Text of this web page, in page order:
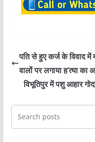
पति से हुए कर्ज के विवाद में
वालों पर लगाया ह’त्या का
विभूतिपुर में पशु आहार